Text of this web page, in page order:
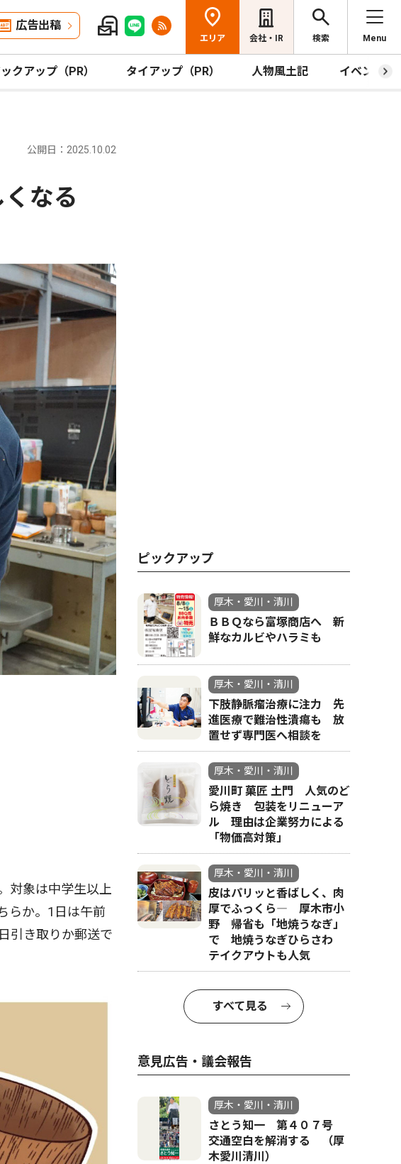
広告出稿
エリア 会社・IR 検索 Menu
クアップ（PR） タイアップ（PR） 人物風土記 イベント
公開日：2025.10.02
なる
対象は中学生以上
らか。1日は午前
引き取りか郵送で
ピックアップ
厚木・愛川・清川
ＢＢＱなら富塚商店へ 新
鮮なカルビやハラミも
厚木・愛川・清川
下肢静脈瘤治療に注力 先
進医療で難治性潰瘍も 放
置せず専門医へ相談を
厚木・愛川・清川
愛川町 菓匠 土門 人気のど
ら焼き 包装をリニューア
ル 理由は企業努力による
「物価高対策」
厚木・愛川・清川
皮はパリッと香ばしく、肉
厚でふっくら― 厚木市小
野 帰省も「地焼うなぎ」
で 地焼うなぎひらさわ
テイクアウトも人気
すべて見る
意見広告・議会報告
厚木・愛川・清川
さとう知一 第４０７号
交通空白を解消する （厚
木愛川清川）